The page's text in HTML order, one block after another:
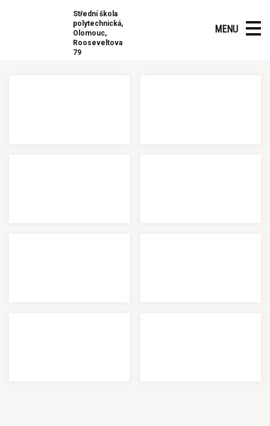
Střední škola
polytechnická,
Olomouc,
Rooseveltova
79
MENU
Učeň instalatér 2023